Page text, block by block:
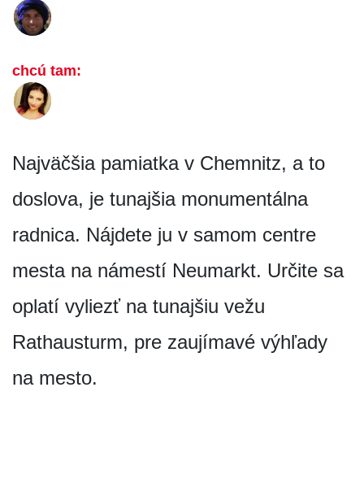
chcú tam:
Najväčšia pamiatka v Chemnitz, a to
doslova, je tunajšia monumentálna
radnica. Nájdete ju v samom centre
mesta na námestí Neumarkt. Určite sa
oplatí vyliezť na tunajšiu vežu
Rathausturm, pre zaujímavé výhľady
na mesto.